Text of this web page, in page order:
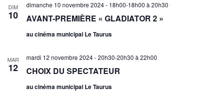
DIM
10 AVANT-PREMIÈRE « GLADIATOR 2 »
dimanche 10 novembre 2024 - 18h00-18h00 à 20h30
au cinéma municipal Le Taurus
MAR
12 CHOIX DU SPECTATEUR
mardi 12 novembre 2024 - 20h30-20h30 à 22h00
au cinéma municipal Le Taurus